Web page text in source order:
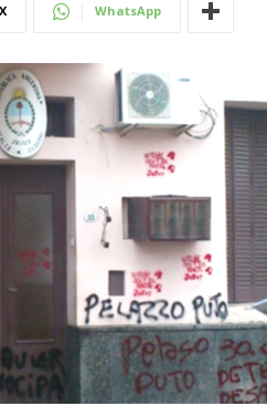
X WhatsApp